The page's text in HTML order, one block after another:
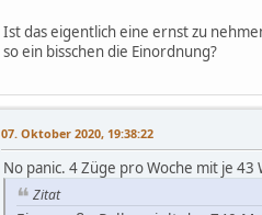
Ist das eigentlich eine ernst zu
so ein bisschen die Einordnung?
07. Oktober 2020, 19:38:22
No panic. 4 Züge pro Woche mit je
Zitat